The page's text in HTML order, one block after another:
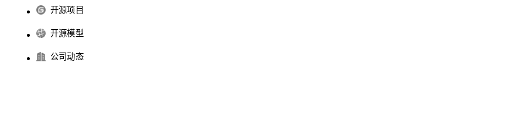
开源项目
开源模型
公司动态